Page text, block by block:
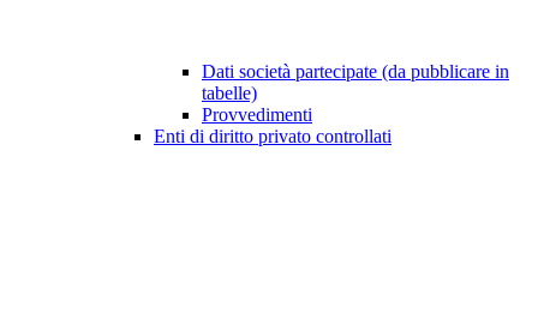
Dati società partecipate (da pubblicare in
tabelle)
Provvedimenti
Enti di diritto privato controllati